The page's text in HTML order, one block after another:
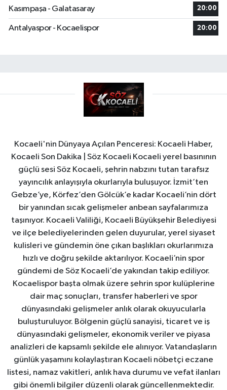
Kasımpaşa - Galatasaray 20:00
Antalyaspor - Kocaelispor 20:00
Kocaeli'nin Dünyaya Açılan Penceresi: Kocaeli Haber,
Kocaeli Son Dakika | Söz Kocaeli Kocaeli yerel basınının
güçlü sesi Söz Kocaeli, şehrin nabzını tutan tarafsız
yayıncılık anlayışıyla okurlarıyla buluşuyor. İzmit’ten
Gebze’ye, Körfez’den Gölcük’e kadar Kocaeli’nin dört
bir yanından sıcak gelişmeler anbean sayfalarımıza
taşınıyor. Kocaeli Valiliği, Kocaeli Büyükşehir Belediyesi
ve ilçe belediyelerinden gelen duyurular, yerel siyaset
kulisleri ve gündemin öne çıkan başlıkları okurlarımıza
hızlı ve doğru şekilde aktarılıyor. Kocaeli’nin spor
gündemi de Söz Kocaeli’de yakından takip ediliyor.
Kocaelispor başta olmak üzere şehrin spor kulüplerine
dair maç sonuçları, transfer haberleri ve spor
dünyasındaki gelişmeler anlık olarak okuyucularla
buluşturuluyor. Bölgenin güçlü sanayisi, ticaret ve iş
dünyasındaki gelişmeler, ekonomik veriler ve piyasa
analizleri de kapsamlı şekilde ele alınıyor. Vatandaşların
günlük yaşamını kolaylaştıran Kocaeli nöbetçi eczane
listesi, namaz vakitleri, anlık hava durumu ve vefat ilanları
gibi önemli bilgiler düzenli olarak güncellenmektedir.